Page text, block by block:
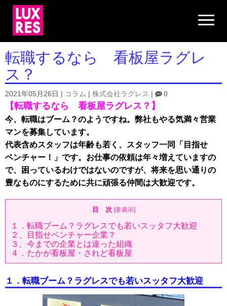
N
a
i
o
転職するなら 看板屋ラグレ
ス？
2021年05月26日 コラム 株式会社ラグレス 0
【転職するなら 看板屋ラグレス？】
今、転職はブーム？のようですね。弊社もやる気満々営業
マンを募集しています。
代表含めスタッフは年齢も若く、スタッフ一同「目指せ
ベンチャー！」です。お仕事の依頼は年々増えていますの
で、困っているわけではないのですが、将来を思い通りの
豊なものにするために共に頑張る仲間は大歓迎です。
目 次 [非表示]
１．転職ブーム？ラグレスでも若いスッタフ大歓迎
２、目指せベンチャー企業？
３、今までの企業とは違った組織
４．たかが看板屋・されど看板屋
１．転職ブーム？ラグレスでも若いスッタフ大歓迎